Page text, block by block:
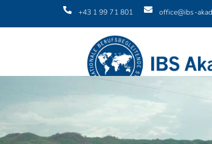
+43 1 99 71 801 office@ibs-